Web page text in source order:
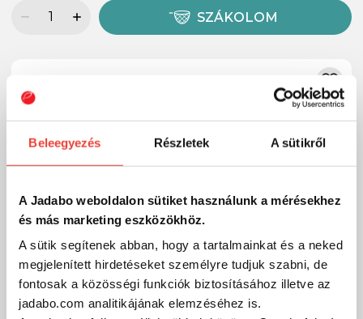
Beleegyezés Részletek A sütikről
A Jadabo weboldalon sütiket használunk a mérésekhez
és más marketing eszközökhöz.
A sütik segítenek abban, hogy a tartalmainkat és a neked
megjelenített hirdetéseket személyre tudjuk szabni, de
fontosak a közösségi funkciók biztosításához illetve az
jadabo.com analitikájának elemzéséhez is.
SZÁKOLOM